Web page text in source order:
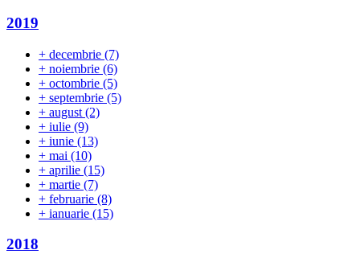
2019
+ decembrie (7)
+ noiembrie (6)
+ octombrie (5)
+ septembrie (5)
+ august (2)
+ iulie (9)
+ iunie (13)
+ mai (10)
+ aprilie (15)
+ martie (7)
+ februarie (8)
+ ianuarie (15)
2018